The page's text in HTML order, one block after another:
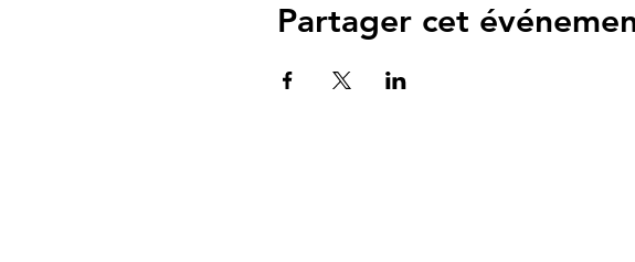
Partager cet